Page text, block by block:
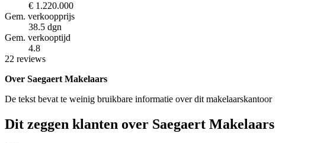
€ 1.220.000
Gem. verkoopprijs
38.5 dgn
Gem. verkooptijd
4.8
22 reviews
Over Saegaert Makelaars
De tekst bevat te weinig bruikbare informatie over dit makelaarskantoor
Dit zeggen klanten over Saegaert Makelaars